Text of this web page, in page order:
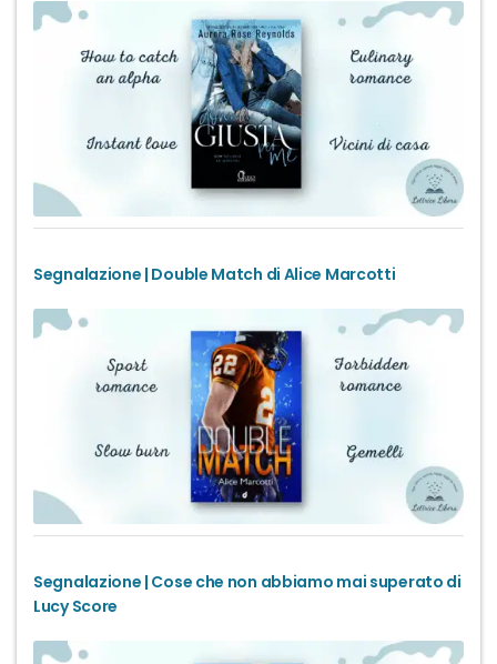
Segnalazione | Double Match di Alice Marcotti
Segnalazione | Cose che non abbiamo mai superato di
Lucy Score